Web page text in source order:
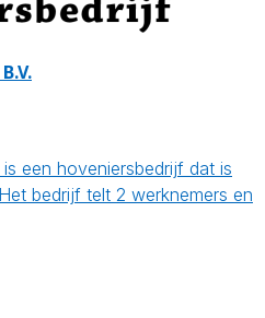
een hoveniersbedrijf dat is
bedrijf telt 2 werknemers en